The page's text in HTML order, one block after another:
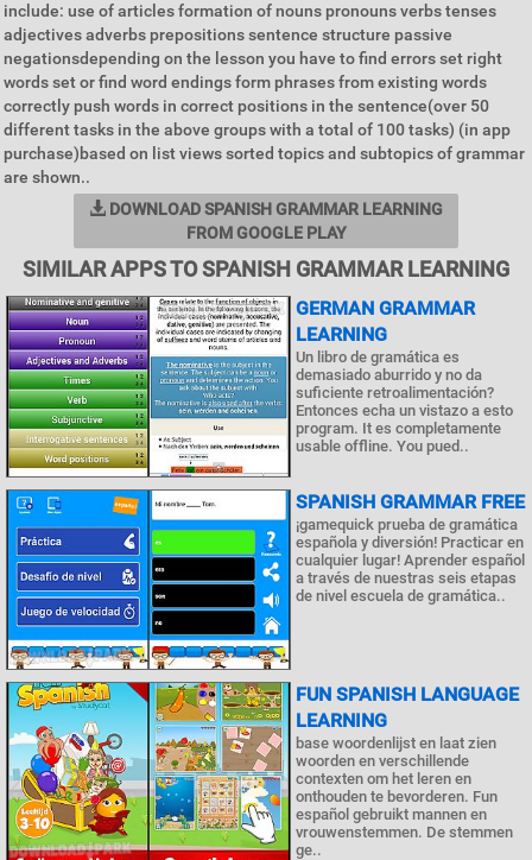
include: use of articles formation of nouns pronouns verbs tenses
adjectives adverbs prepositions sentence structure passive
negationsdepending on the lesson you have to find errors set right
words set or find word endings form phrases from existing words
correctly push words in correct positions in the sentence(over 50
different tasks in the above groups with a total of 100 tasks) (in app
purchase)based on list views sorted topics and subtopics of grammar
are shown..
DOWNLOAD SPANISH GRAMMAR LEARNING
FROM GOOGLE PLAY
SIMILAR APPS TO SPANISH GRAMMAR LEARNING
GERMAN GRAMMAR
LEARNING
Un libro de gramática es
demasiado aburrido y no da
suficiente retroalimentación?
Entonces echa un vistazo a esto
program. It es completamente
usable offline. You pued..
SPANISH GRAMMAR FREE
¡gamequick prueba de gramática
española y diversión! Practicar en
cualquier lugar! Aprender español
a través de nuestras seis etapas
de nivel escuela de gramática..
FUN SPANISH LANGUAGE
LEARNING
base woordenlijst en laat zien
woorden en verschillende
contexten om het leren en
onthouden te bevorderen. Fun
español gebruikt mannen en
vrouwenstemmen. De stemmen
ge..